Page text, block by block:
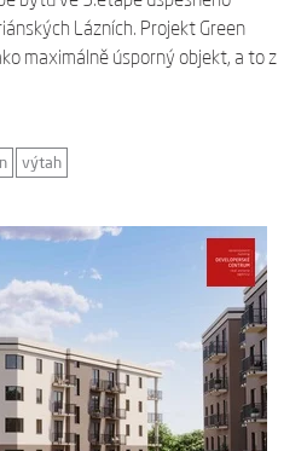
Lázních. Projekt Green
maximálně úsporný objekt, a to z
výtah